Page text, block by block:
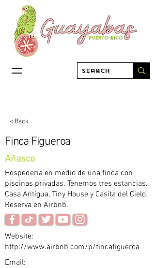
< Back
Finca Figueroa
Añasco
Hospedería en medio de una finca con
piscinas privadas. Tenemos tres estancias.
Casa Antigua, Tiny House y Casita del Cielo.
Reserva en Airbnb.
Website:
http://www.airbnb.com/p/fincafigueroa
Email: